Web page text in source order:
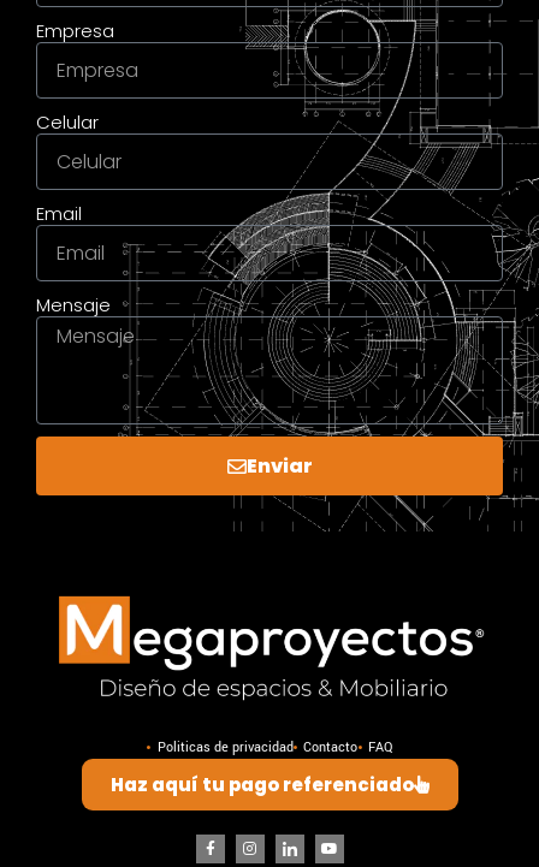
Empresa
Celular
Email
Mensaje
Enviar
Politicas de privacidad Contacto FAQ
Haz aquí tu pago referenciado